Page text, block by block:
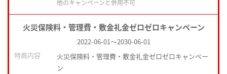
他のキャンペーンと併用不可
火災保険料・管理費・敷金礼金ゼロゼロキャンペーン
2022-06-01～2030-06-01
特典内容
火災保険料・管理費・敷金礼金ゼロゼロキャンペー
ン